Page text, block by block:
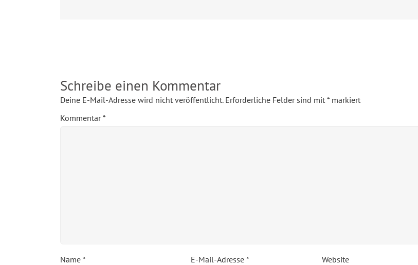
Schreibe einen Kommentar
Deine E-Mail-Adresse wird nicht veröffentlicht. Erforderliche Felder sind mit * markiert
Kommentar*
Name * E-Mail-Adresse* Website